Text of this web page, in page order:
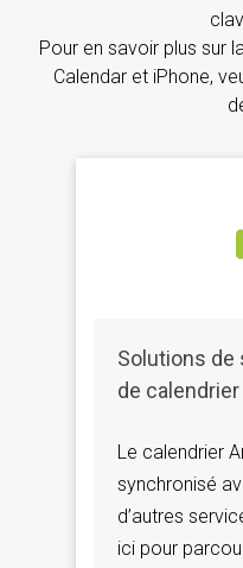
Pour en savoir plus sur
Calendar et iPhone,
Solutions de
de
Le calendrier
synchronisé
d’autres
ici pour